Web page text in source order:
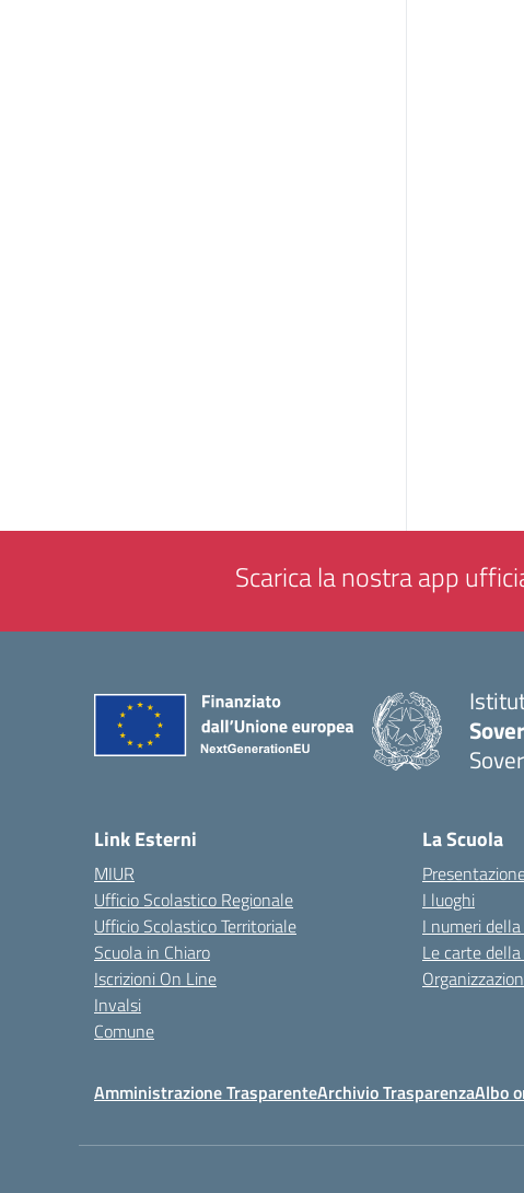
Scarica la nostra app
Link Esterni
MIUR
Ufficio Scolastico Regionale
Ufficio Scolastico Territoriale
Scuola in Chiaro
Iscrizioni On Line
Invalsi
Comune
La Scuola
I luoghi
I numeri
Le carte
Amministrazione TrasparenteArchivio TrasparenzaAlbo